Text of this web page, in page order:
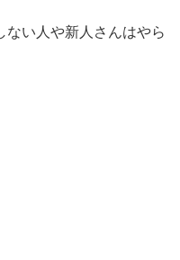
ない人や新人さんはやら